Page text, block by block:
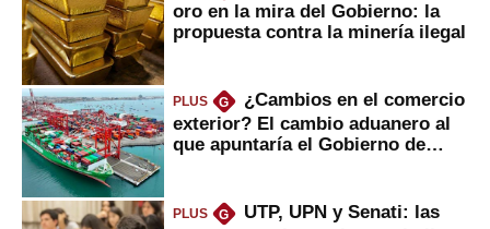
oro en la mira del Gobierno: la
propuesta contra la minería ilegal
PLUS G
¿Cambios en el comercio
exterior? El cambio aduanero al
que apuntaría el Gobierno de
PLUS G
UTP, UPN y Senati: las